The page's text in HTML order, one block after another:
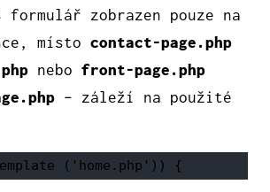
formulář zobrazen pouze na
místo contact-page.php
nebo front-page.php
– záleží na použité
('home.php')) {